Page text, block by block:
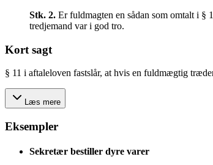
Stk. 2. Er fuldmagten en sådan som omtalt i §
tredjemand var i god tro.
Kort sagt
§ 11 i aftaleloven fastslår, at hvis en fuldmægtig
Læs mere
Eksempler
Sekretær bestiller dyre varer